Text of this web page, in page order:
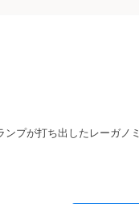
プが打ち出したレーガノミ